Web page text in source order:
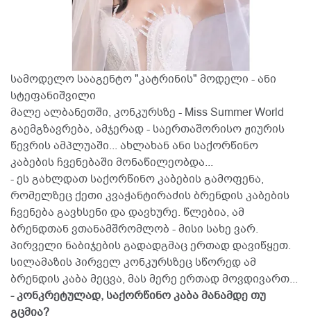
სამოდელო სააგენტო "კატრინის" მოდელი - ანი
სტეფანიშვილი
მალე ალბანეთში, კონკურსზე - Miss Summer World
გაემგზავრება, ამჯერად - საერთაშორისო ჟიურის
წევრის ამპლუაში... ახლახან ანი საქორწინო
კაბების ჩვენებაში მონაწილეობდა...
- ეს გახლდათ საქორწინო კაბების გამოფენა,
რომელზეც ქეთი კვაჭანტირაძის ბრენდის კაბების
ჩვენება გავხსენი და დავხურე. წლებია, ამ
ბრენდთან ვთანამშრომლობ - მისი სახე ვარ.
პირველი ნაბიჯების გადადგმაც ერთად დავიწყეთ.
სილამაზის პირველ კონკურსზეც სწორედ ამ
ბრენდის კაბა მეცვა, მას მერე ერთად მოვდივართ...
- კონკრეტულად, საქორწინო კაბა მანამდე თუ
გცმია?